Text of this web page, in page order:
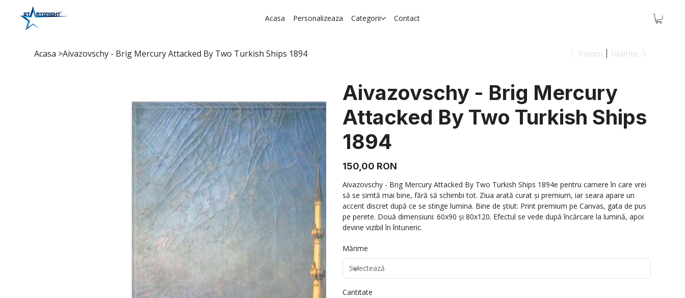
Acasa Personalizeaza Categorii Contact
Acasa >Aivazovschy - Brig Mercury Attacked By Two Turkish Ships 1894 Înapoi Înainte
Aivazovschy - Brig Mercury
Attacked By Two Turkish Ships
1894
Preț
150,00 RON
Aivazovschy - Brig Mercury Attacked By Two Turkish Ships 1894e pentru camere în care vrei
să se simtă mai bine, fără să schimbi tot. Ziua arată curat și premium, iar seara apare un
accent discret după ce se stinge lumina. Bine de știut: Print premium pe Canvas, gata de pus
pe perete. Două dimensiuni: 60x90 și 80x120. Efectul se vede după încărcare la lumină, apoi
devine vizibil în întuneric.
Mărime
Cantitate